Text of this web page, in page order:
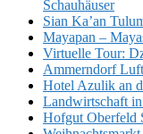
Schauhäuser
Sian Ka’an
Mayapan –
Virtuelle Tour:
Ammerndorf
Hotel Azulik an
Landwirtschaft
Hofgut Oberfeld